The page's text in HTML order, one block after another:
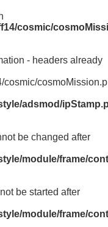
cosmic/
- headers already
cosmic/
adsmod/
be changed after
module/frame/
be started after
module/frame/